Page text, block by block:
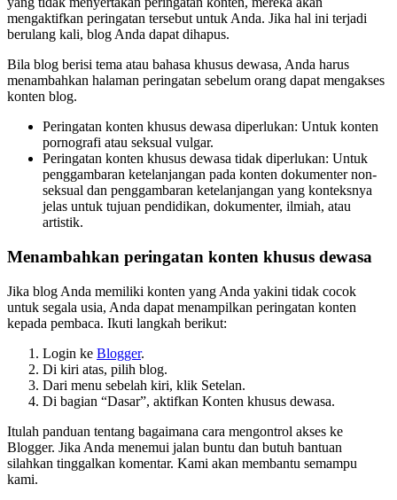
mengaktifkan peringatan tersebut untuk Anda. Jika hal ini terjadi
berulang kali, blog Anda dapat dihapus.
Bila blog berisi tema atau bahasa khusus dewasa, Anda harus
menambahkan halaman peringatan sebelum orang dapat mengakses
konten blog.
Peringatan konten khusus dewasa diperlukan: Untuk konten
pornografi atau seksual vulgar.
Peringatan konten khusus dewasa tidak diperlukan: Untuk
penggambaran ketelanjangan pada konten dokumenter non-
seksual dan penggambaran ketelanjangan yang konteksnya
jelas untuk tujuan pendidikan, dokumenter, ilmiah, atau
artistik.
Menambahkan peringatan konten khusus dewasa
Jika blog Anda memiliki konten yang Anda yakini tidak cocok
untuk segala usia, Anda dapat menampilkan peringatan konten
kepada pembaca. Ikuti langkah berikut:
Login ke Blogger.
Di kiri atas, pilih blog.
Dari menu sebelah kiri, klik Setelan.
Di bagian “Dasar”, aktifkan Konten khusus dewasa.
Itulah panduan tentang bagaimana cara mengontrol akses ke
Blogger. Jika Anda menemui jalan buntu dan butuh bantuan
silahkan tinggalkan komentar. Kami akan membantu semampu
kami.